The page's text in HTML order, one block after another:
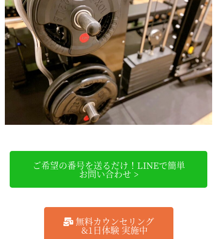
ご希望の番号を送るだけ！LINEで簡単
お問い合わせ >
無料カウンセリング
&1日体験 実施中